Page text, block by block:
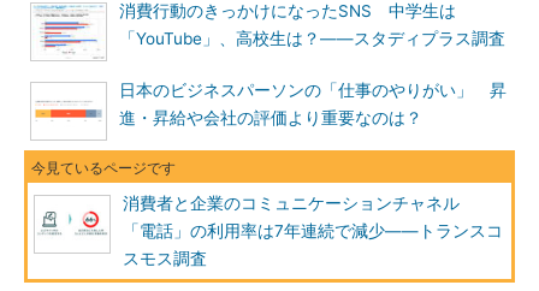
消費行動のきっかけになったSNS 中学生は
「YouTube」、高校生は？――スタディプラス調査
日本のビジネスパーソンの「仕事のやりがい」 昇
進・昇給や会社の評価より重要なのは？
消費者と企業のコミュニケーションチャネル
「電話」の利用率は7年連続で減少――トランスコ
スモス調査